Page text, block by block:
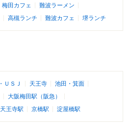
梅田カフェ
難波ラーメン
高槻ランチ 難波カフェ 堺ランチ
ＵＳＪ 天王寺
池田・箕面
大阪梅田駅（阪急）
天王寺駅 京橋駅 淀屋橋駅